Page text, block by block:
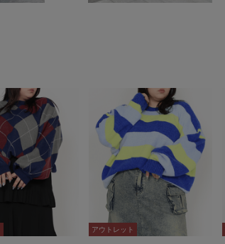
アウトレット
アウトレット